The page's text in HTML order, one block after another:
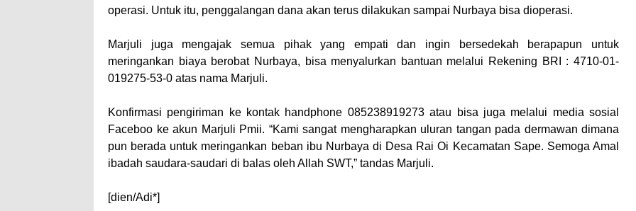
operasi. Untuk itu, penggalangan dana akan terus dilakukan sampai Nurbaya bisa dioperasi.
Marjuli juga mengajak semua pihak yang empati dan ingin bersedekah berapapun untuk
meringankan biaya berobat Nurbaya, bisa menyalurkan bantuan melalui Rekening BRI : 4710-01-
019275-53-0 atas nama Marjuli.
Konfirmasi pengiriman ke kontak handphone 085238919273 atau bisa juga melalui media sosial
Faceboo ke akun Marjuli Pmii. “Kami sangat mengharapkan uluran tangan pada dermawan dimana
pun berada untuk meringankan beban ibu Nurbaya di Desa Rai Oi Kecamatan Sape. Semoga Amal
ibadah saudara-saudari di balas oleh Allah SWT,” tandas Marjuli.
[dien/Adi*]